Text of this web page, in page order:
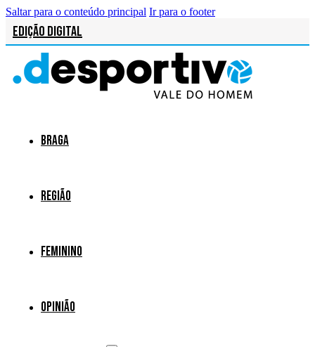
Saltar para o conteúdo principal Ir para o footer
Edição Digital
Braga
Região
Feminino
Opinião